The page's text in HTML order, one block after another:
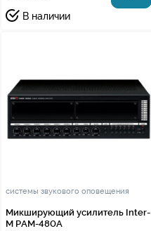
В наличии
системы звукового оповещения
Микширующий усилитель Inter-
M PAM-480A